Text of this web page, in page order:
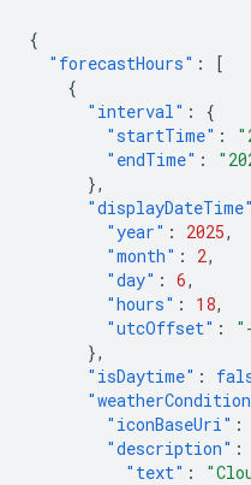
{
"forecastHours" :
[
{
"interval" :
{
"startTime" :
"endTime" :
},
"displayDateTime"
"year" : 2025,
"month" : 2,
"day" : 6,
"hours" : 18,
"utcOffset" :
},
"isDaytime" :
"iconBaseUri" :
"description" :
"text" :